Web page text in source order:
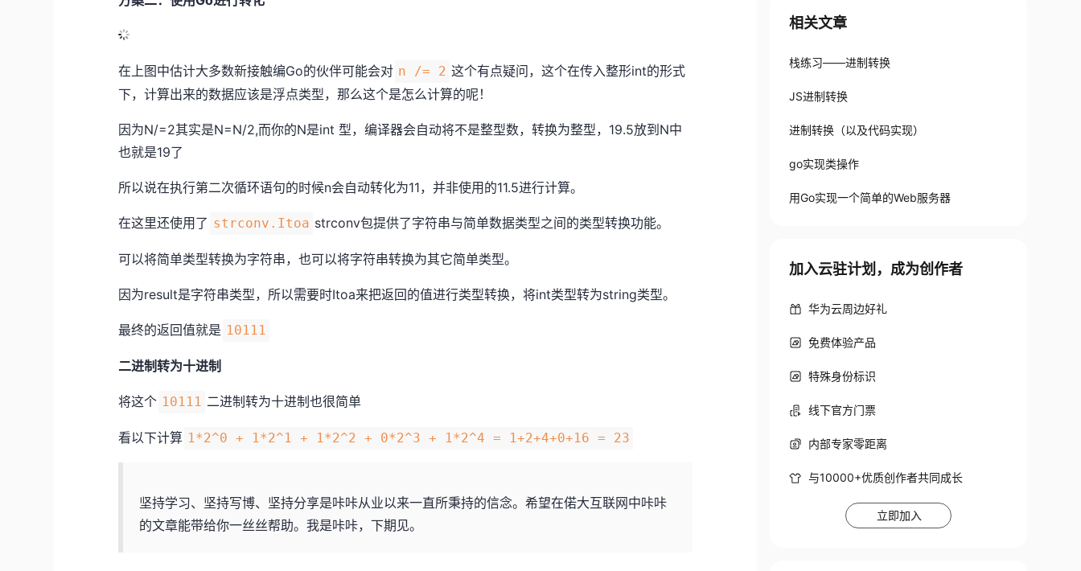
在上图中估计大多数新接触编Go的伙伴可能会对 n /= 2 这个有点疑问，这个在传入整形int的形式
下，计算出来的数据应该是浮点类型，那么这个是怎么计算的呢！
因为N/=2其实是N=N/2,而你的N是int 型，编译器会自动将不是整型数，转换为整型，19.5放到N中
也就是19了
所以说在执行第二次循环语句的时候n会自动转化为11，并非使用的11.5进行计算。
在这里还使用了 strconv.Itoa strconv包提供了字符串与简单数据类型之间的类型转换功能。
可以将简单类型转换为字符串，也可以将字符串转换为其它简单类型。
因为result是字符串类型，所以需要时Itoa来把返回的值进行类型转换，将int类型转为string类型。
最终的返回值就是 10111
二进制转为十进制
将这个 10111 二进制转为十进制也很简单
看以下计算 1*2^0 + 1*2^1 + 1*2^2 + 0*2^3 + 1*2^4 = 1+2+4+0+16 = 23
坚持学习、坚持写博、坚持分享是咔咔从业以来一直所秉持的信念。希望在偌大互联网中咔咔
的文章能带给你一丝丝帮助。我是咔咔，下期见。
相关文章
栈练习——进制转换
JS进制转换
进制转换（以及代码实现）
go实现类操作
用Go实现一个简单的Web服务器
加入云驻计划，成为创作者
华为云周边好礼
免费体验产品
特殊身份标识
线下官方门票
内部专家零距离
与10000+优质创作者共同成长
立即加入